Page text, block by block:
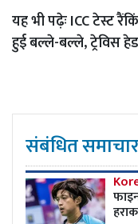
यह भी पढ़ेःICC टेस्ट
हुई बल्ले-बल्ले, ट्रेविस
संबंधित समाचार